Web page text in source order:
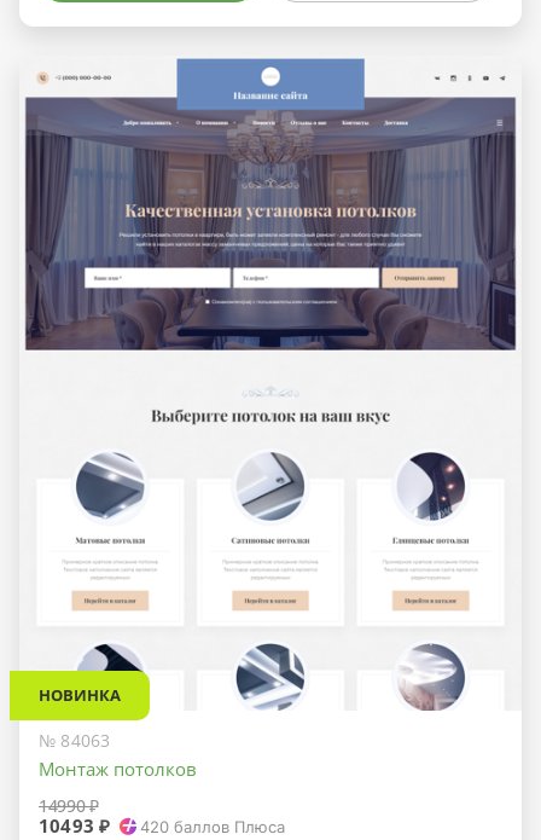
НОВИНКА
№ 84063
Монтаж потолков
14990 ₽
10493 ₽ 420 баллов Плюса